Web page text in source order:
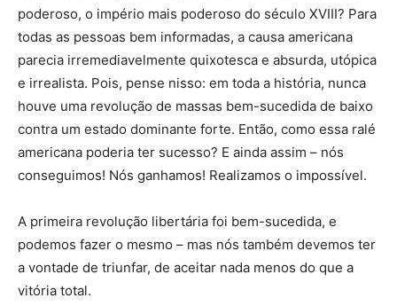
poderoso, o império mais poderoso do século XVIII? Para
todas as pessoas bem informadas, a causa americana
parecia irremediavelmente quixotesca e absurda, utópica
e irrealista. Pois, pense nisso: em toda a história, nunca
houve uma revolução de massas bem-sucedida de baixo
contra um estado dominante forte. Então, como essa ralé
americana poderia ter sucesso? E ainda assim – nós
conseguimos! Nós ganhamos! Realizamos o impossível.
A primeira revolução libertária foi bem-sucedida, e
podemos fazer o mesmo – mas nós também devemos ter
a vontade de triunfar, de aceitar nada menos do que a
vitória total.